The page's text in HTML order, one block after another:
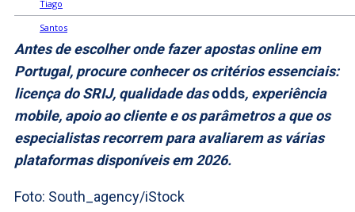
Antes de escolher onde fazer apostas online em
Portugal, procure conhecer os critérios essenciais:
licença do SRIJ, qualidade dasodds, experiência
mobile, apoio ao cliente e os parâmetros a que os
especialistas recorrem para avaliarem as várias
plataformas disponíveis em 2026.
Foto: South_agency/iStock